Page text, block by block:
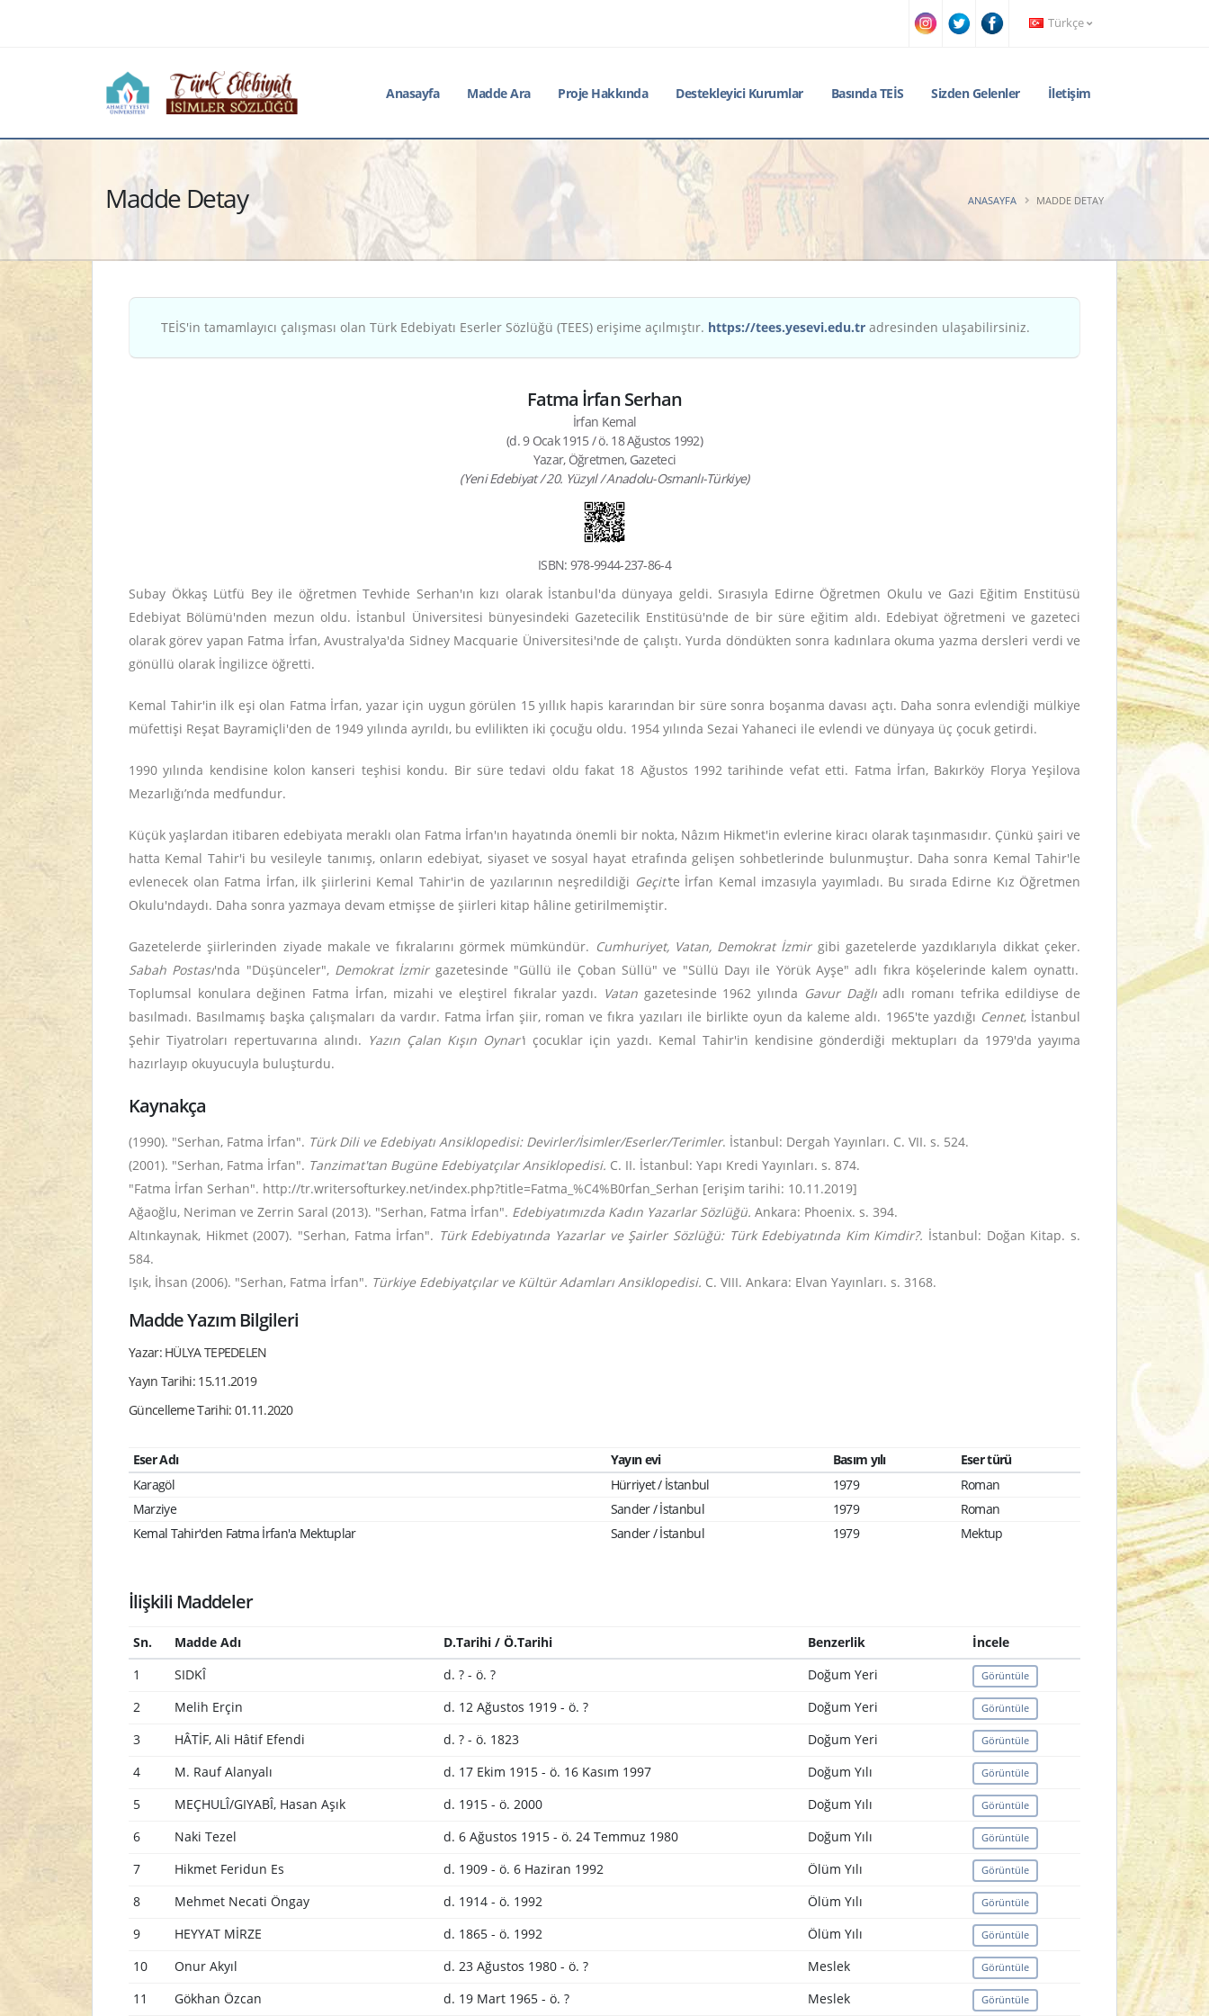
Türkçe
Anasayfa Madde Ara Proje Hakkında Destekleyici Kurumlar Basında TEİS Sizden Gelenler İletişim
Madde Detay ANASAYFA MADDE DETAY
TEİS'in tamamlayıcı çalışması olan Türk Edebiyatı Eserler Sözlüğü (TEES) erişime açılmıştır. https://tees.yesevi.edu.tr adresinden ulaşabilirsiniz.
Fatma İrfan Serhan
İrfan Kemal
(d. 9 Ocak 1915 / ö. 18 Ağustos 1992)
Yazar, Öğretmen, Gazeteci
(Yeni Edebiyat / 20. Yüzyıl / Anadolu-Osmanlı-Türkiye)
ISBN: 978-9944-237-86-4
Subay Ökkaş Lütfü Bey ile öğretmen Tevhide Serhan'ın kızı olarak İstanbul'da dünyaya geldi. Sırasıyla Edirne Öğretmen Okulu ve Gazi Eğitim Enstitüsü
Edebiyat Bölümü'nden mezun oldu. İstanbul Üniversitesi bünyesindeki Gazetecilik Enstitüsü'nde de bir süre eğitim aldı. Edebiyat öğretmeni ve gazeteci
olarak görev yapan Fatma İrfan, Avustralya'da Sidney Macquarie Üniversitesi'nde de çalıştı. Yurda döndükten sonra kadınlara okuma yazma dersleri verdi ve
gönüllü olarak İngilizce öğretti.
Kemal Tahir'in ilk eşi olan Fatma İrfan, yazar için uygun görülen 15 yıllık hapis kararından bir süre sonra boşanma davası açtı. Daha sonra evlendiği mülkiye
müfettişi Reşat Bayramiçli'den de 1949 yılında ayrıldı, bu evlilikten iki çocuğu oldu. 1954 yılında Sezai Yahaneci ile evlendi ve dünyaya üç çocuk getirdi.
1990 yılında kendisine kolon kanseri teşhisi kondu. Bir süre tedavi oldu fakat 18 Ağustos 1992 tarihinde vefat etti. Fatma İrfan, Bakırköy Florya Yeşilova
Mezarlığı’nda medfundur.
Küçük yaşlardan itibaren edebiyata meraklı olan Fatma İrfan'ın hayatında önemli bir nokta, Nâzım Hikmet'in evlerine kiracı olarak taşınmasıdır. Çünkü şairi ve
hatta Kemal Tahir'i bu vesileyle tanımış, onların edebiyat, siyaset ve sosyal hayat etrafında gelişen sohbetlerinde bulunmuştur. Daha sonra Kemal Tahir'le
evlenecek olan Fatma İrfan, ilk şiirlerini Kemal Tahir'in de yazılarının neşredildiği Geçit'te İrfan Kemal imzasıyla yayımladı. Bu sırada Edirne Kız Öğretmen
Okulu'ndaydı. Daha sonra yazmaya devam etmişse de şiirleri kitap hâline getirilmemiştir.
Gazetelerde şiirlerinden ziyade makale ve fıkralarını görmek mümkündür. Cumhuriyet, Vatan, Demokrat İzmirgibi gazetelerde yazdıklarıyla dikkat çeker.
Sabah Postası'nda "Düşünceler", Demokrat İzmirgazetesinde "Güllü ile Çoban Süllü" ve "Süllü Dayı ile Yörük Ayşe" adlı fıkra köşelerinde kalem oynattı.
Toplumsal konulara değinen Fatma İrfan, mizahi ve eleştirel fıkralar yazdı. Vatan gazetesinde 1962 yılında Gavur Dağlıadlı romanı tefrika edildiyse de
basılmadı. Basılmamış başka çalışmaları da vardır. Fatma İrfan şiir, roman ve fıkra yazıları ile birlikte oyun da kaleme aldı. 1965'te yazdığı Cennet, İstanbul
Şehir Tiyatroları repertuvarına alındı. Yazın Çalan Kışın Oynar'ı çocuklar için yazdı. Kemal Tahir'in kendisine gönderdiği mektupları da 1979'da yayıma
hazırlayıp okuyucuyla buluşturdu.
Kaynakça
(1990). "Serhan, Fatma İrfan". Türk Dili ve Edebiyatı Ansiklopedisi: Devirler/İsimler/Eserler/Terimler. İstanbul: Dergah Yayınları. C. VII. s. 524.
(2001). "Serhan, Fatma İrfan". Tanzimat'tan Bugüne Edebiyatçılar Ansiklopedisi. C. II. İstanbul: Yapı Kredi Yayınları. s. 874.
"Fatma İrfan Serhan". http://tr.writersofturkey.net/index.php?title=Fatma_%C4%B0rfan_Serhan [erişim tarihi: 10.11.2019]
Ağaoğlu, Neriman ve Zerrin Saral (2013). "Serhan, Fatma İrfan". Edebiyatımızda Kadın Yazarlar Sözlüğü. Ankara: Phoenix. s. 394.
Altınkaynak, Hikmet (2007). "Serhan, Fatma İrfan". Türk Edebiyatında Yazarlar ve Şairler Sözlüğü: Türk Edebiyatında Kim Kimdir?. İstanbul: Doğan Kitap. s.
584.
Işık, İhsan (2006). "Serhan, Fatma İrfan". Türkiye Edebiyatçılar ve Kültür Adamları Ansiklopedisi. C. VIII. Ankara: Elvan Yayınları. s. 3168.
Madde Yazım Bilgileri
Yazar: HÜLYA TEPEDELEN
Yayın Tarihi: 15.11.2019
Güncelleme Tarihi: 01.11.2020
Eser Adı Yayın evi Basım yılı
Eser türü
Karagöl
Hürriyet / İstanbul 1979
Roman
Marziye
Sander / İstanbul 1979
Roman
Kemal Tahir'den Fatma İrfan'a Mektuplar
Sander / İstanbul 1979 Mektup
İlişkili Maddeler
Sn. Madde Adı D.Tarihi / Ö.Tarihi Benzerlik
İncele
1
SIDKÎ d. ? - ö. ? Doğum Yeri Görüntüle
2 Melih Erçin d. 12 Ağustos 1919 - ö. ? Doğum Yeri Görüntüle
3 HÂTİF, Ali Hâtif Efendi d. ? - ö. 1823 Doğum Yeri Görüntüle
4 M. Rauf Alanyalı d. 17 Ekim 1915 - ö. 16 Kasım 1997 Doğum Yılı Görüntüle
5 MEÇHULÎ/GIYABÎ, Hasan Aşık d. 1915 - ö. 2000 Doğum Yılı Görüntüle
6 Naki Tezel d. 6 Ağustos 1915 - ö. 24 Temmuz 1980 Doğum Yılı Görüntüle
7 Hikmet Feridun Es d. 1909 - ö. 6 Haziran 1992 Ölüm Yılı Görüntüle
8 Mehmet Necati Öngay d. 1914 - ö. 1992 Ölüm Yılı Görüntüle
9 HEYYAT MİRZE d. 1865 - ö. 1992 Ölüm Yılı Görüntüle
10 Onur Akyıl d. 23 Ağustos 1980 - ö. ? Meslek Görüntüle
11 Gökhan Özcan d. 19 Mart 1965 - ö. ? Meslek Görüntüle